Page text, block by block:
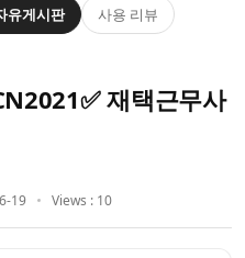
유게시판 사용 리뷰
재택근무사
19 Views : 10